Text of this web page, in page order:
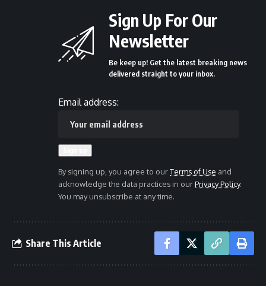
Sign Up For Our
Newsletter
Be keep up! Get the latest breaking news
delivered straight to your inbox.
Email address:
By signing up, you agree to ourTerms of Use and
acknowledge the data practices in ourPrivacy Policy.
You may unsubscribe at any time.
Share This Article